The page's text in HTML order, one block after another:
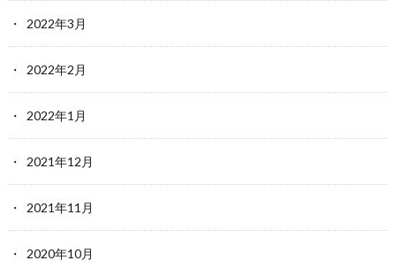
2022年3月
2022年2月
2022年1月
2021年12月
2021年11月
2020年10月